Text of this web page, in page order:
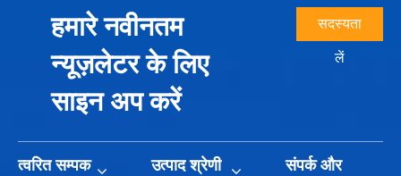
हमारे नवीनतम
न्यूज़लेटर के लिए
साइन अप करें
सदस्यता
लें
त्वरित सम्पक उत्पाद श्रेणी संपर्क और